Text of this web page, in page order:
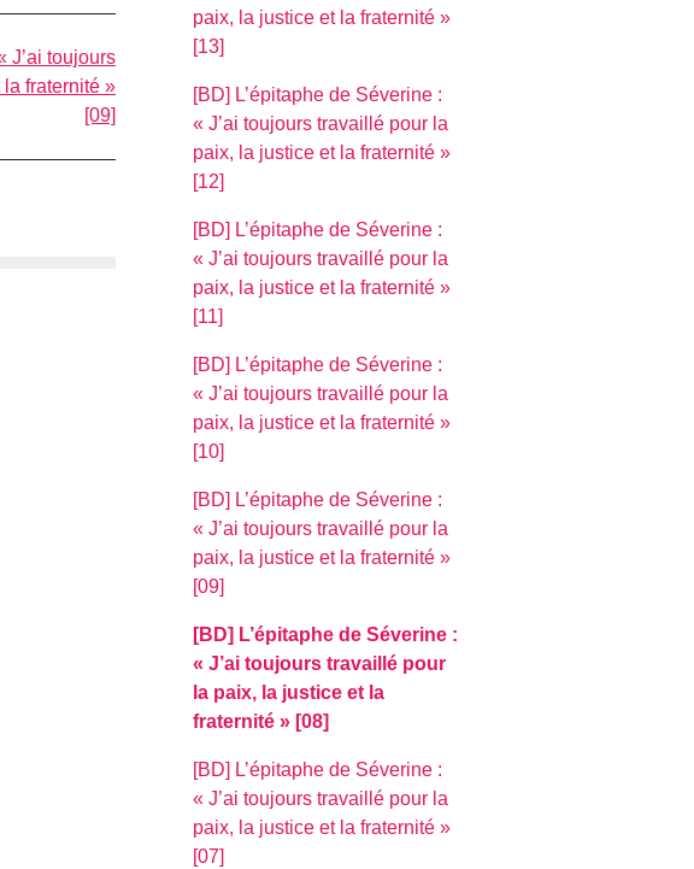
J’ai toujours
fraternité
[09]
paix, la justice et la fraternité
[13]
[BD] L’épitaphe de Séverine :
J’ai toujours travaillé pour la
paix, la justice et la fraternité
[12]
[BD] L’épitaphe de Séverine :
J’ai toujours travaillé pour la
paix, la justice et la fraternité
[11]
[BD] L’épitaphe de Séverine :
J’ai toujours travaillé pour la
paix, la justice et la fraternité
[10]
[BD] L’épitaphe de Séverine :
J’ai toujours travaillé pour la
paix, la justice et la fraternité
[09]
[BD] L’épitaphe de Séverine :
J’ai toujours travaillé pour
la paix, la justice et la
fraternité
[08]
[BD] L’épitaphe de Séverine :
J’ai toujours travaillé pour la
paix, la justice et la fraternité
[07]